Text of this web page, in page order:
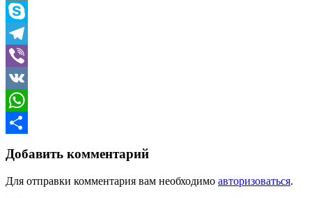
Odnoklassniki
Skype
Telegram
Viber
VK
WhatsApp
Добавить комментарий
Для отправки комментария вам необходимо авторизоваться.